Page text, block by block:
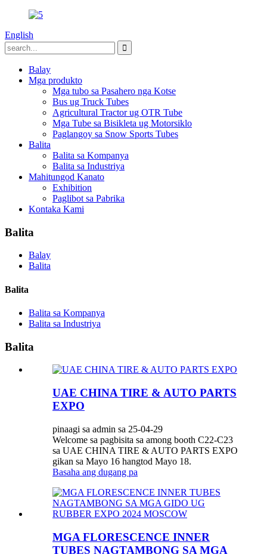
English
Balay
Mga produkto
Mga tubo sa Pasahero nga Kotse
Bus ug Truck Tubes
Agricultural Tractor ug OTR Tube
Mga Tube sa Bisikleta ug Motorsiklo
Paglangoy sa Snow Sports Tubes
Balita
Balita sa Kompanya
Balita sa Industriya
Mahitungod Kanato
Exhibition
Paglibot sa Pabrika
Kontaka Kami
Balita
Balay
Balita
Balita
Balita sa Kompanya
Balita sa Industriya
Balita
UAE CHINA TIRE & AUTO PARTS
EXPO
pinaagi sa admin sa 25-04-29
Welcome sa pagbisita sa among booth C22-C23
sa UAE CHINA TIRE & AUTO PARTS EXPO
gikan sa Mayo 16 hangtod Mayo 18.
Basaha ang dugang pa
MGA FLORESCENCE INNER
TUBES NAGTAMBONG SA MGA